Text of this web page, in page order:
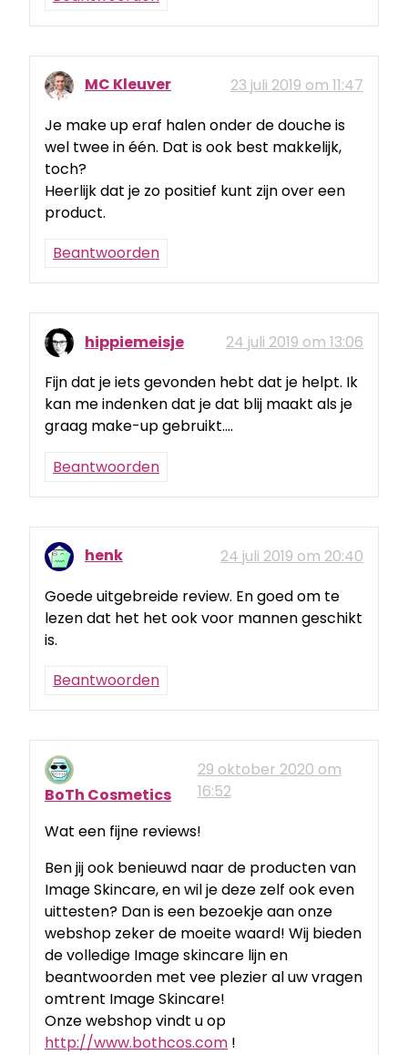
MC Kleuver
23 juli 2019 om 11:47
Je make up eraf halen onder de douche is
wel twee in één. Dat is ook best makkelijk,
toch?
Heerlijk dat je zo positief kunt zijn over een
product.
Beantwoorden
hippiemeisje
24 juli 2019 om 13:06
Fijn dat je iets gevonden hebt dat je helpt. Ik
kan me indenken dat je dat blij maakt als je
graag make-up gebruikt….
Beantwoorden
henk
24 juli 2019 om 20:40
Goede uitgebreide review. En goed om te
lezen dat het het ook voor mannen geschikt
is.
Beantwoorden
BoTh Cosmetics
29 oktober 2020 om
16:52
Wat een fijne reviews!
Ben jij ook benieuwd naar de producten van
Image Skincare, en wil je deze zelf ook even
uittesten? Dan is een bezoekje aan onze
webshop zeker de moeite waard! Wij bieden
de volledige Image skincare lijn en
beantwoorden met vee plezier al uw vragen
omtrent Image Skincare!
Onze webshop vindt u op
http://www.bothcos.com !